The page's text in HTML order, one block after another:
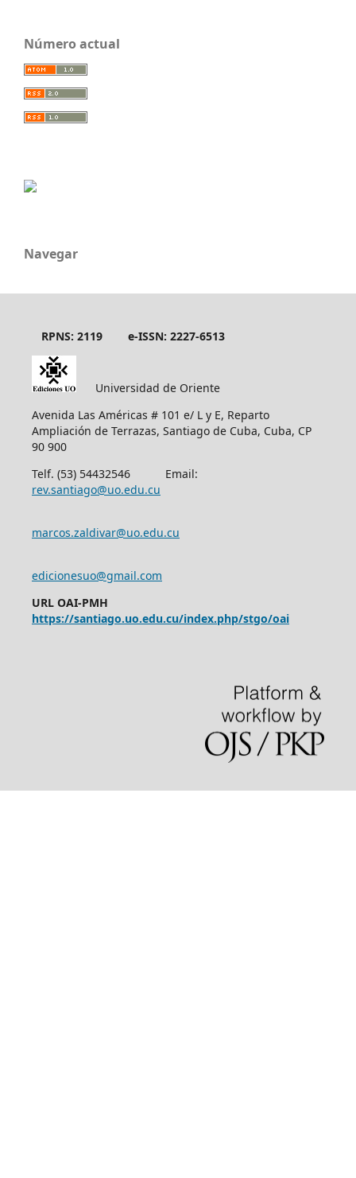
Número actual
Navegar
RPNS: 2119 e-ISSN: 2227-6513
Universidad de Oriente
Avenida Las Américas # 101 e/ L y E, Reparto
Ampliación de Terrazas, Santiago de Cuba, Cuba, CP
90 900
Telf. (53) 54432546 Email:
rev.santiago@uo.edu.cu
marcos.zaldivar@uo.edu.cu
edicionesuo@gmail.com
URL OAI-PMH
https://santiago.uo.edu.cu/index.php/stgo/oai